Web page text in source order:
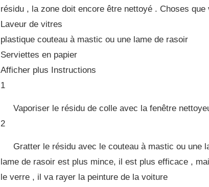
résidu , la zone doit encore être nettoyé . Choses que
Laveur de vitres
plastique couteau à mastic ou une lame de rasoir
Serviettes en papier
Afficher plus Instructions
1
Vaporiser le résidu de colle avec la fenêtre
2
Gratter le résidu avec le couteau à mastic ou une
lame de rasoir est plus mince, il est plus efficace ,
le verre , il va rayer la peinture de la voiture